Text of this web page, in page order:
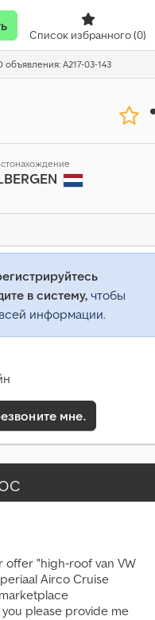
Список избранного(0)
объявления: A217-03-143
в систему, чтобы
информации.
мне.